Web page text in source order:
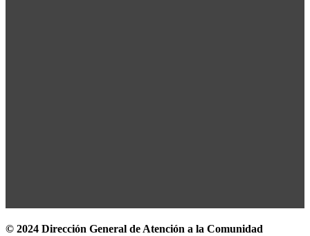
© 2024 Dirección General de Atención a la Comunidad